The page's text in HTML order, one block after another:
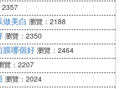
蛋白有機系列，雪玲瓏透
機葡萄籽緊致系列，有機
鮮系列，水凝賦活系列。
要功效是：凈白補水，改善
皙光澤。凈化細胞，富含白
胞。抵抗輻射天然植物成分
2357
美白 瀏覽：2188
瀏覽：2350
膜哪個好 瀏覽：2464
覽：2207
瀏覽：2024